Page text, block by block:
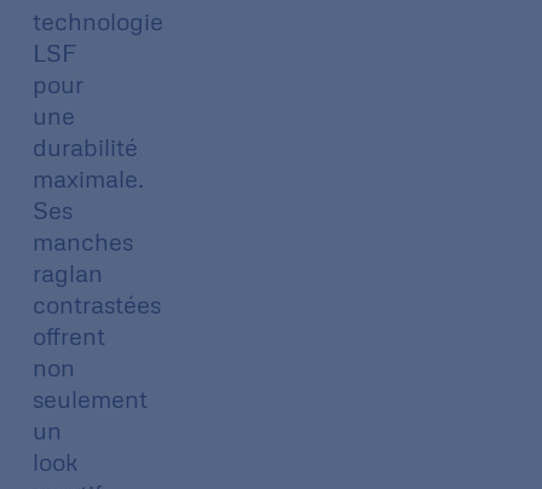
technologie
LSF
pour
une
durabilité
maximale.
Ses
manches
raglan
contrastées
offrent
non
seulement
un
look